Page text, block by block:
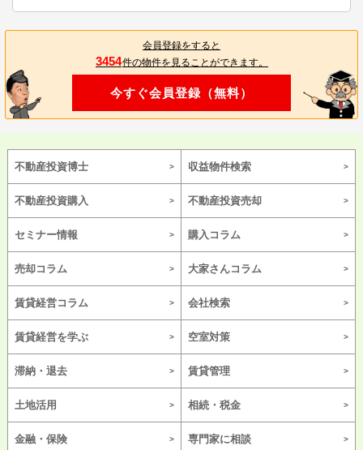
会員登録をすると
3454件の物件を見ることができます。
今すぐ会員登録（無料）
不動産投資博士 収益物件検索
不動産投資購入 不動産投資売却
セミナー情報 購入コラム
売却コラム 大家さんコラム
賃貸経営コラム 会社検索
賃貸経営を学ぶ 空室対策
滞納・退去 賃貸管理
土地活用 相続・税金
金融・保険 専門家に相談